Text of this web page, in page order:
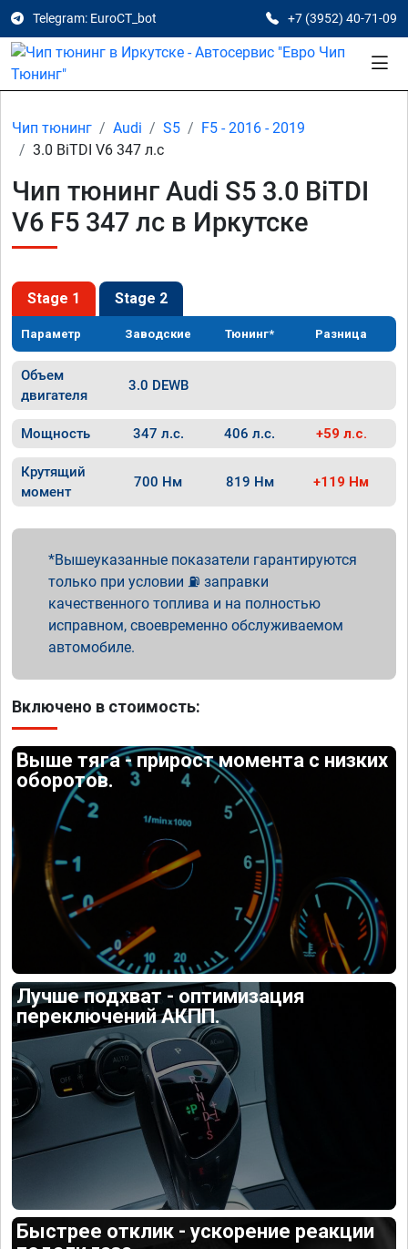
Telegram: EuroCT_bot +7 (3952) 40-71-09
Чип тюнинг Audi S5
F5 - 2016 - 2019
3.0 BiTDI V6 347 л.с
Чип тюнинг Audi S5 3.0 BiTDI
V6 F5 347 лс в Иркутске
Stage 1 Stage 2
Параметр Заводские Тюнинг* Разница
Объем
двигателя
3.0 DEWB
Мощность 347 л.с. 406 л.с. +59 л.с.
Крутящий
момент
700 Нм 819 Нм +119 Нм
Вышеуказанные показатели гарантируются
только при условии ⛽ заправки
качественного топлива и на полностью
исправном, своевременно обслуживаемом
автомобиле.
Включено в стоимость:
Выше тяга - прирост момента с низких
оборотов.
Лучше подхват - оптимизация
переключений АКПП.
Быстрее отклик - ускорение реакции